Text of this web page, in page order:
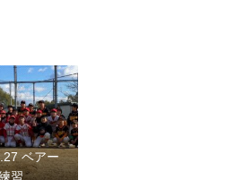
ベアー
習